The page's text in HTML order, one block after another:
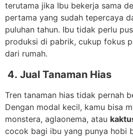
terutama jika Ibu bekerja sama
pertama yang sudah tepercaya
puluhan tahun. Ibu tidak perlu
produksi di pabrik, cukup fokus
dari rumah.
4. Jual Tanaman Hias
Tren tanaman hias tidak pernah
Dengan modal kecil, kamu bisa
monstera, aglaonema, atau
cocok bagi ibu yang punya hobi